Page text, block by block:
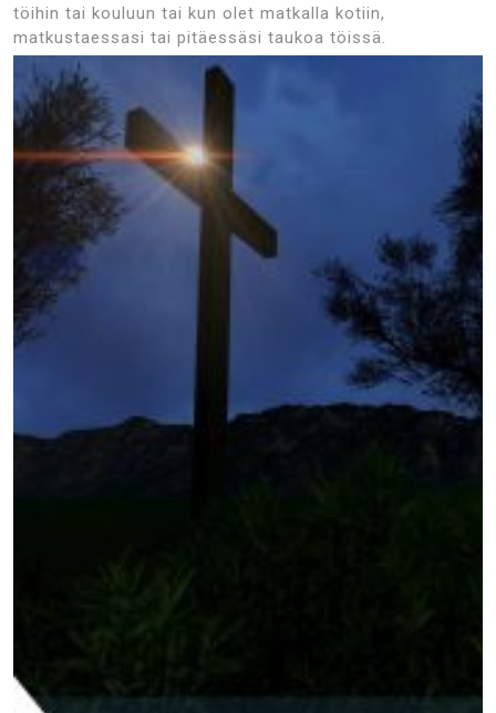
töihin tai kouluun tai kun olet matkalla kotiin,
matkustaessasi tai pitäessäsi taukoa töissä.